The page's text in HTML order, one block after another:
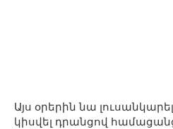
Այս օրերին նա
կիսվել դրանցով